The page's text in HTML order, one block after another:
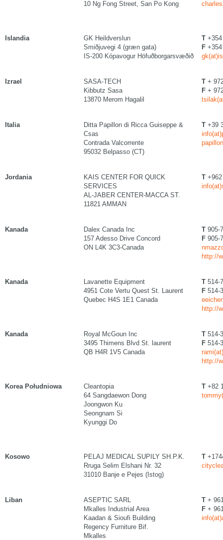
10 Ng Fong Street, San Po Kong
Islandia
GK Heildverslun
Smiðjuvegi 4 (græn gata)
IS-200 Kópavogur Höfuðborgarsvæðið
T
F
Izrael
SASA-TECH
Kibbutz Sasa
13870 Merom Hagalil
T +
F +
Italia
Ditta Papillon di Ricca Guiseppe &
Csas
Contrada Valcorrente
95032 Belpasso (CT)
T +39
Jordania
KAIS CENTER FOR QUICK
SERVICES
AL-JABER CENTER-MACCA ST.
11821 AMMAN
T
Kanada
Dalex Canada Inc
157 Adesso Drive Concord
ON L4K 3C3-Canada
T 905-
F 905-
http://
Kanada
Lavanette Equipment
4951 Cote Vertu Quest St. Laurent
Quebec H4S 1E1 Canada
T 514-
F 514-
http://
Kanada
Royal McGoun Inc
3495 Thimens Blvd St. laurent
QB H4R 1V5 Canada
T 514-
F 514-
http://
Korea Południowa
Cleantopia
64 Sangdaewon Dong
Joongwon Ku
Seongnam Si
Kyunggi Do
T +82
Kosowo
PELAJ MEDICAL SUPILY SH.P.K.
Rruga Selim Elshani Nr. 32
31010 Banje e Pejes (Istog)
T
Liban
ASEPTIC SARL
Mkalles Industrial Area
Kaadan & Sioufi Building
Regency Furniture Bif.
Mkalles
T +
F +